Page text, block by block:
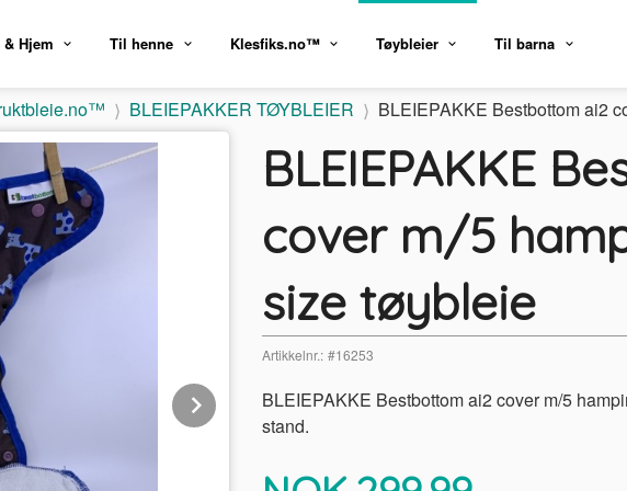
& Hjem Til henne Klesfiks.no™ Tøybleier Til barna
BLEIEPAKKER TØYBLEIER BLEIEPAKKE Bestbottom ai2
Next
BLEIEPAKKE
cover m/5
size tøybleie
Artikkelnr.: #16253
BLEIEPAKKE Bestbottom ai2 cover m/5
stand.